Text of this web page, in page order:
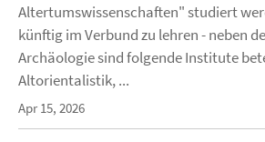
Altertumswissenschaften" studiert
künftig im Verbund zu lehren - neben
Archäologie sind folgende Institute
Altorientalistik, ...
Apr 15, 2026